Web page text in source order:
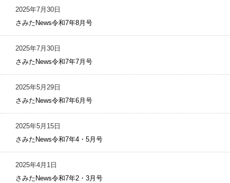
2025年7月30日
さみたNews令和7年8月号
2025年7月30日
さみたNews令和7年7月号
2025年5月29日
さみたNews令和7年6月号
2025年5月15日
さみたNews令和7年4・5月号
2025年4月1日
さみたNews令和7年2・3月号